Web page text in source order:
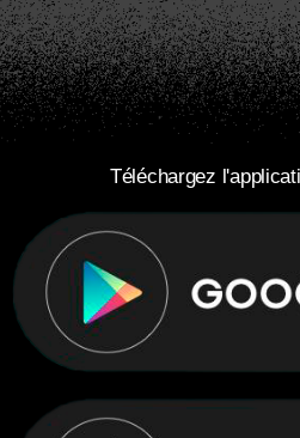
Téléchargez